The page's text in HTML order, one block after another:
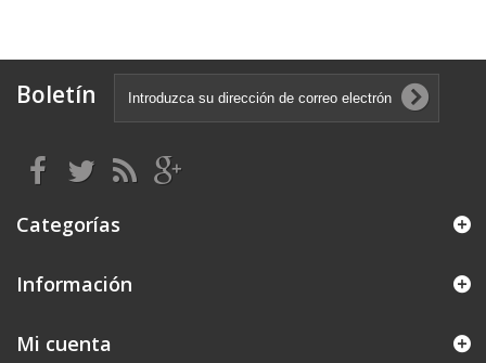
Boletín
Categorías
Información
Mi cuenta